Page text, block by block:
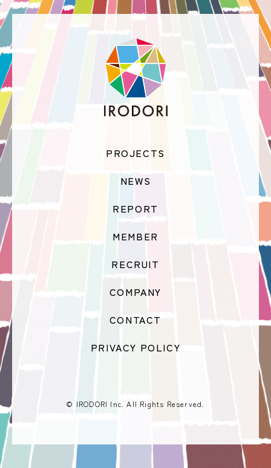
PROJECTS
NEWS
REPORT
MEMBER
RECRUIT
COMPANY
CONTACT
PRIVACY POLICY
© IRODORI Inc. All Rights Reserved.